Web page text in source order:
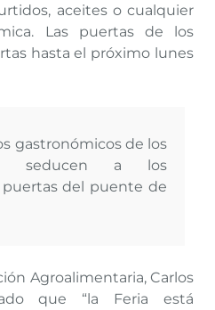
aceites o cualquier
Las puertas de los
hasta el próximo lunes
gastronómicos de los
seducen a los
puertas del puente de
Agroalimentaria, Carlos
que “la Feria está